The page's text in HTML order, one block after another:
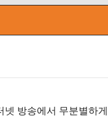
넷 방송에서 무분별하게